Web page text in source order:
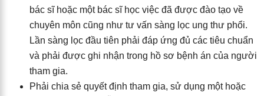
bác sĩ hoặc một bác sĩ học việc đã được đào tạo về
chuyên môn cũng như tư vấn sàng lọc ung thư phổi.
Lần sàng lọc đầu tiên phải đáp ứng đủ các tiêu chuẩn
và phải được ghi nhận trong hồ sơ bệnh án của người
tham gia.
Phải chia sẻ quyết định tham gia, sử dụng một hoặc